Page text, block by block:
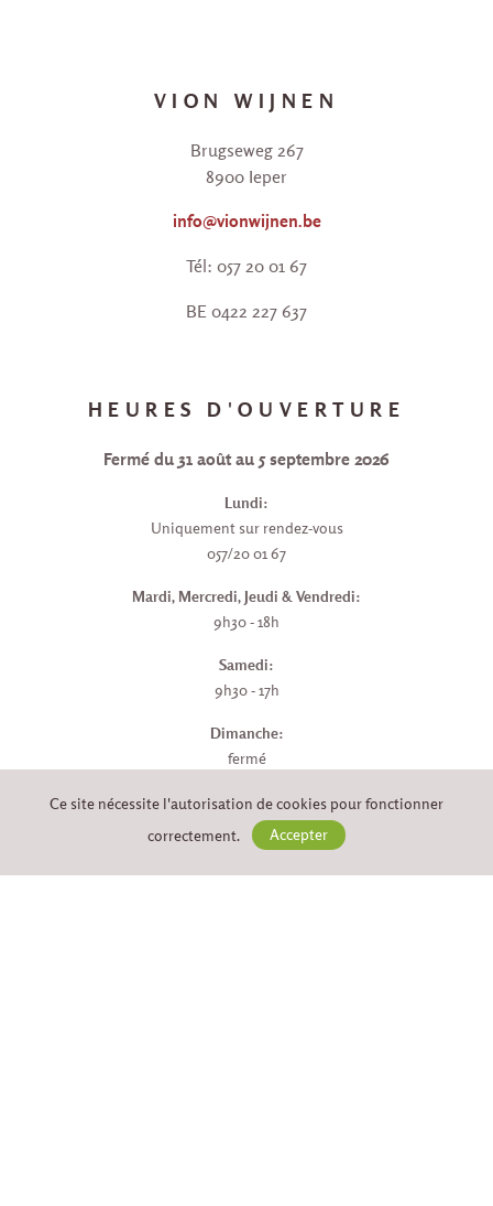
VION WIJNEN
Brugseweg 267
8900 Ieper
info@vionwijnen.be
Tél: 057 20 01 67
BE 0422 227 637
HEURES D'OUVERTURE
Fermé du 31 août au 5 septembre 2026
Lundi:
Uniquement sur rendez-vous
057/20 01 67
Mardi, Mercredi, Jeudi & Vendredi:
9h30 - 18h
Samedi:
9h30 - 17h
Dimanche:
fermé
PAYER EN LIGNE EN TOUTE
Ce site nécessite l'autorisation de cookies pour fonctionner
correctement.
Accepter